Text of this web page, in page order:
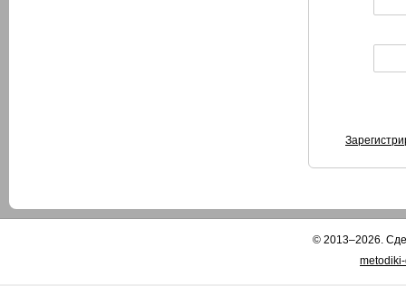
© 2013–2026.